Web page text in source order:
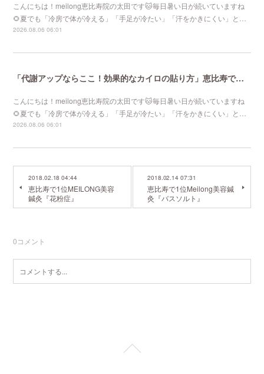
こんにちは！meilong恵比寿院の太田です🐱毎日暑い日が続いていますね
🌻夏でも「冷房で体が冷える」「手足が冷たい」「汗をかきにくい」と…
2026.08.06 06:01
「代謝アップならここ！効果的なカイロの貼り方」恵比寿で口コミNo 1美容鍼灸ならmeilong
こんにちは！meilong恵比寿院の太田です🐱毎日暑い日が続いていますね
🌻夏でも「冷房で体が冷える」「手足が冷たい」「汗をかきにくい」と…
2026.08.06 06:01
2018.02.18 04:44
恵比寿で1位MEILONG美容
鍼灸『花粉症』
2018.02.14 07:31
恵比寿で1位Meilong美容鍼
灸『バスソルト』
0コメント